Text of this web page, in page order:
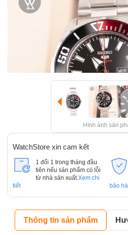
Hình ảnh sản
WatchStore xin cam kết
1 đổi 1 trong tháng đầu
tiên nếu sản phẩm có lỗi
từ nhà sản xuất. Xem chi
tiết
bảo
Thông tin sản phẩm